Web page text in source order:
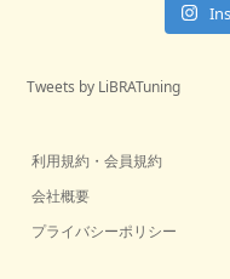
Tweets by LiBRATuning
利用規約・会員規約
会社概要
プライバシーポリシー